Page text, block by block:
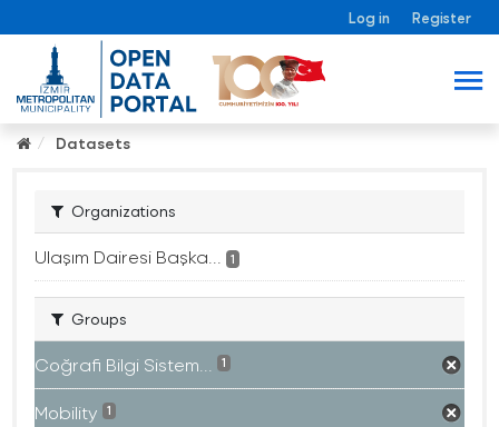
Log in Register
Datasets
Organizations
Ulaşım Dairesi Başka... 1
Groups
Coğrafi Bilgi Sistem... 1
Mobility 1